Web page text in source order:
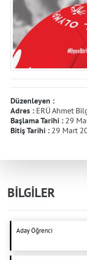
Düzenleyen :
Adres : ERÜ Ahmet
Başlama Tarihi : 29
Bitiş Tarihi : 29 Mart
BİLGİLER
Aday Öğrenci